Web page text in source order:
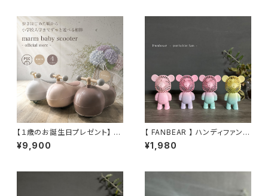
【１歳のお誕生日プレゼント】 乗
用玩具 marm ベビースクータ
ー 静音キャスター採用 360度
¥9,900
【 FANBEAR 】 ハンディファン
ポータブルファン ミニファン
携帯扇風機 ポータブル扇風
¥1,980